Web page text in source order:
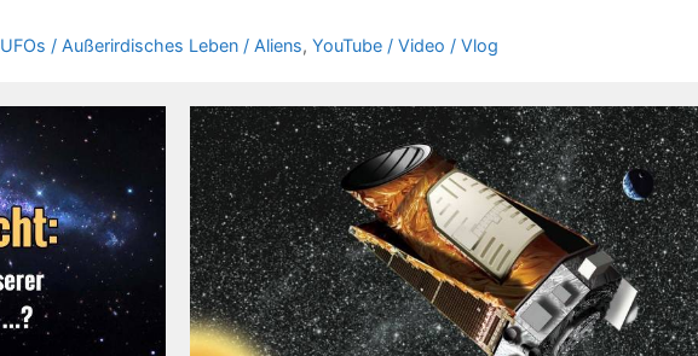
UFOs / Außerirdisches Leben / Aliens, YouTube / Video / Vlog